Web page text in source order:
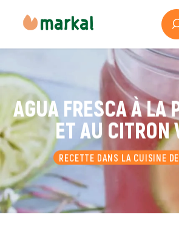
AGUA FRESCA À LA
ET AU CITRON
RECETTE DANS LA CUISINE